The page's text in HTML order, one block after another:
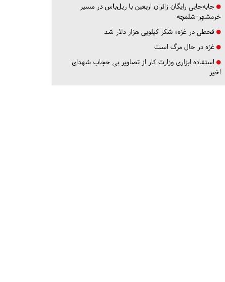
جابه‌جایی رایگان زائران اربعین با ریل‌باس در مسیر
خرمشهر-شلمچه
قحطی در غزه؛ شکر کیلویی هزار دلار شد
غزه در حال مرگ است
استفاده ابزاری وزارت کار از تصاویر بی حجاب شهدای
اخیر